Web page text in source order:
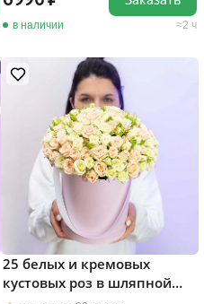
в наличии 2 ч
25 белых и кремовых
кустовых роз в шляпной